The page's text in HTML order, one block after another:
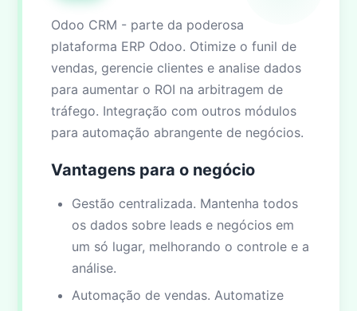
Odoo CRM - parte da poderosa
plataforma ERP Odoo. Otimize o funil de
vendas, gerencie clientes e analise dados
para aumentar o ROI na arbitragem de
tráfego. Integração com outros módulos
para automação abrangente de negócios.
Vantagens para o negócio
Gestão centralizada. Mantenha todos
os dados sobre leads e negócios em
um só lugar, melhorando o controle e a
análise.
Automação de vendas. Automatize